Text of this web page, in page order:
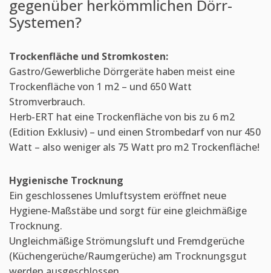
gegenüber herkömmlichen Dörr-
Systemen?
Trockenfläche und Stromkosten:
Gastro/Gewerbliche Dörrgeräte haben meist eine
Trockenfläche von 1 m2 – und 650 Watt
Stromverbrauch.
Herb-ERT hat eine Trockenfläche von bis zu 6 m2
(Edition Exklusiv) – und einen Strombedarf von nur 450
Watt – also weniger als 75 Watt pro m2 Trockenfläche!
Hygienische Trocknung
Ein geschlossenes Umluftsystem eröffnet neue
Hygiene-Maßstäbe und sorgt für eine gleichmäßige
Trocknung.
Ungleichmäßige Strömungsluft und Fremdgerüche
(Küchengerüche/Raumgerüche) am Trocknungsgut